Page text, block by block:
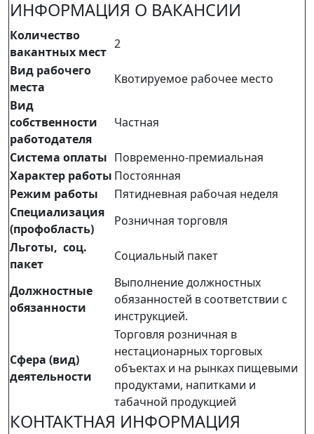
ИНФОРМАЦИЯ О ВАКАНСИИ
Количество
вакантных мест
2
Вид рабочего
места
Квотируемое рабочее место
Вид
собственности
работодателя
Частная
Система оплаты Повременно-премиальная
Характер работы Постоянная
Режим работы
Пятидневная рабочая неделя
Специализация
(профобласть)
Розничная торговля
Льготы, соц.
пакет
Социальный пакет
Должностные
обязанности
Выполнение должностных
обязанностей в соответствии с
инструкцией.
Сфера (вид)
деятельности
Торговля розничная в
нестационарных торговых
объектах и на рынках пищевыми
продуктами, напитками и
табачной продукцией
КОНТАКТНАЯ ИНФОРМАЦИЯ